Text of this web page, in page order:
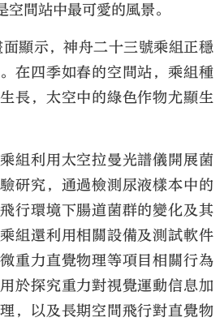
間站中最可愛的風景。
顯示，神舟二十三號乘組正穩
在四季如春的空間站，乘組種
長，太空中的綠色作物尤顯生
組利用太空拉曼光譜儀開展菌
研究，通過檢測尿液樣本中的
行環境下腸道菌群的變化及其
組還利用相關設備及測試軟件
重力直覺物理等項目相關行為
於探究重力對視覺運動信息加
，以及長期空間飛行對直覺物